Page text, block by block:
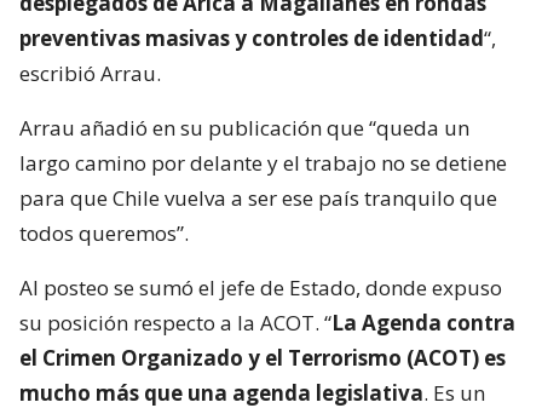
preventivas masivas y controles de identidad“,
escribió Arrau.
Arrau añadió en su publicación que “queda un
largo camino por delante y el trabajo no se detiene
para que Chile vuelva a ser ese país tranquilo que
todos queremos”.
Al posteo se sumó el jefe de Estado, donde expuso
su posición respecto a la ACOT. “La Agenda contra
el Crimen Organizado y el Terrorismo (ACOT) es
mucho más que una agenda legislativa. Es un